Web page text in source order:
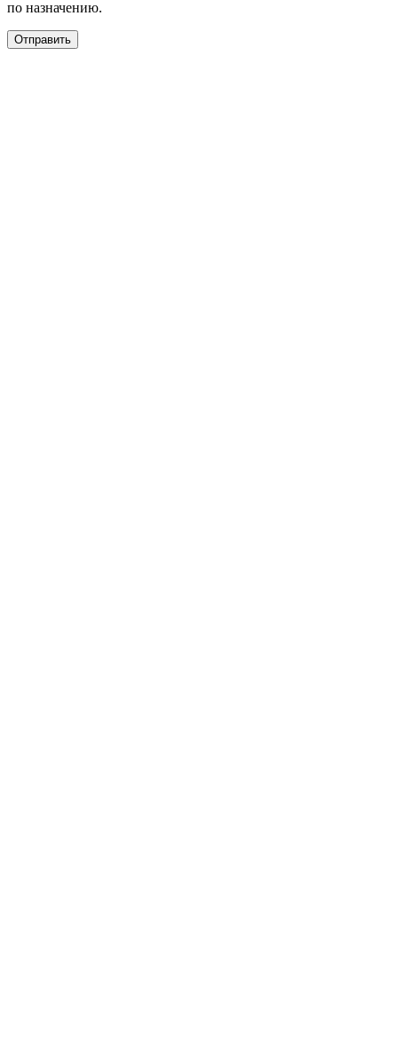
по назначению.
Отправить